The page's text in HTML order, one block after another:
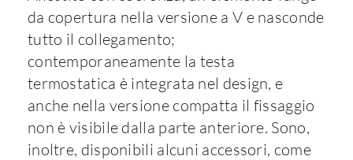
da copertura nella versione a V e nasconde
tutto il collegamento;
contemporaneamente la testa
termostatica è integrata nel design, e
anche nella versione compatta il fissaggio
non è visibile dalla parte anteriore. Sono,
inoltre, disponibili alcuni accessori, come